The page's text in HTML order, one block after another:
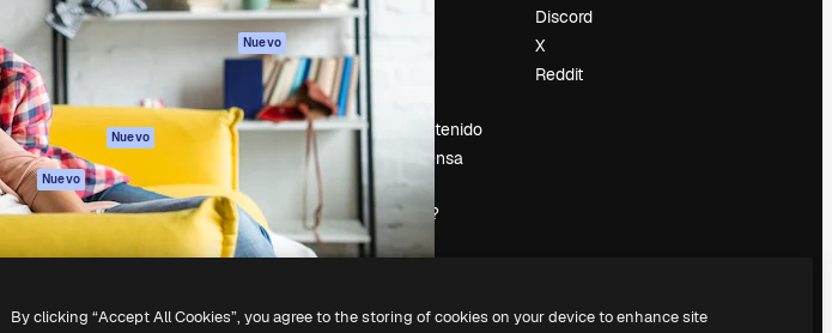
a voz
de
para
ChatGPT
Nuevo
Nuevo
móvil
las
privacidad
Originales Nuevo
Política de cookies
Centro de
confianza
Empresas
búsqueda
Blog
Eventos
Slidesgo
Vender contenido
Sala de prensa
¿Buscas
magnific.ai?
Discord
X
Reddit
By clicking “Accept All Cookies”, you agree to the storing of cookies on your device to enhance site